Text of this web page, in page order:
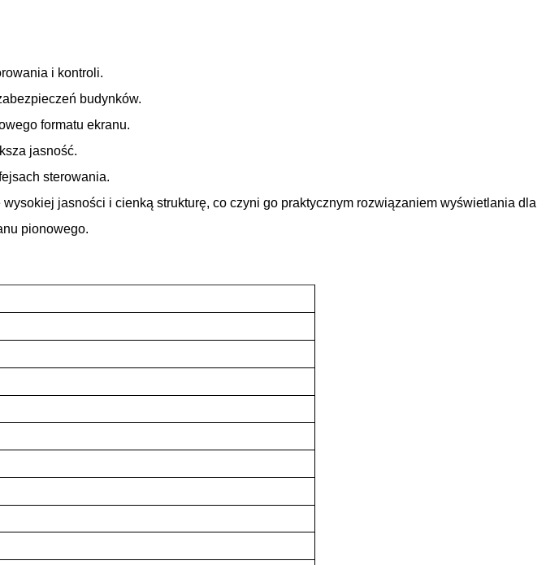
i kontroli.
budynków.
formatu ekranu.
jasność.
sterowania.
jasności i cienką strukturę, co czyni go praktycznym rozwiązaniem wyświetlania dla
pionowego.